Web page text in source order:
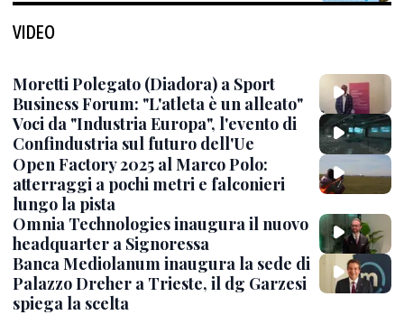
VIDEO
Moretti Polegato (Diadora) a Sport
Business Forum: "L'atleta è un alleato"
Voci da "Industria Europa", l'evento di
Confindustria sul futuro dell'Ue
Open Factory 2025 al Marco Polo:
atterraggi a pochi metri e falconieri
lungo la pista
Omnia Technologies inaugura il nuovo
headquarter a Signoressa
Banca Mediolanum inaugura la sede di
Palazzo Dreher a Trieste, il dg Garzesi
spiega la scelta